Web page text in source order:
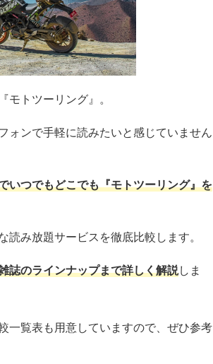
トツーリング』。
ォンで手軽に読みたいと感じていません
いつでもどこでも『モトツーリング』を
み放題サービスを徹底比較します。
誌のラインナップまで詳しく解説しま
一覧表も用意していますので、ぜひ参考